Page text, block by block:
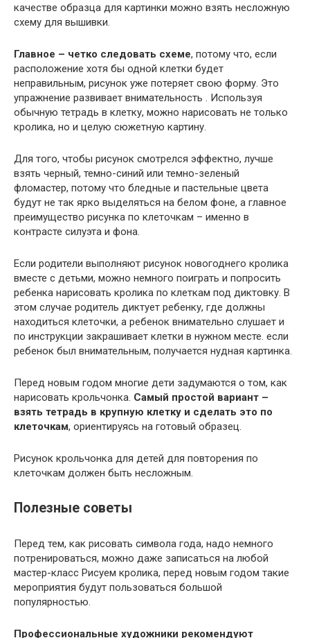
качестве образца для картинки можно взять несложную
схему для вышивки.
Главное – четко следовать схеме, потому что, если
расположение хотя бы одной клетки будет
неправильным, рисунок уже потеряет свою форму. Это
упражнение развивает внимательность . Используя
обычную тетрадь в клетку, можно нарисовать не только
кролика, но и целую сюжетную картину.
Для того, чтобы рисунок смотрелся эффектно, лучше
взять черный, темно-синий или темно-зеленый
фломастер, потому что бледные и пастельные цвета
будут не так ярко выделяться на белом фоне, а главное
преимущество рисунка по клеточкам – именно в
контрасте силуэта и фона.
Если родители выполняют рисунок новогоднего кролика
вместе с детьми, можно немного поиграть и попросить
ребенка нарисовать кролика по клеткам под диктовку. В
этом случае родитель диктует ребенку, где должны
находиться клеточки, а ребенок внимательно слушает и
по инструкции закрашивает клетки в нужном месте. если
ребенок был внимательным, получается нудная картинка.
Перед новым годом многие дети задумаются о том, как
нарисовать крольчонка. Самый простой вариант –
взять тетрадь в крупную клетку и сделать это по
клеточкам, ориентируясь на готовый образец.
Рисунок крольчонка для детей для повторения по
клеточкам должен быть несложным.
Полезные советы
Перед тем, как рисовать символа года, надо немного
потренироваться, можно даже записаться на любой
мастер-класс Рисуем кролика, перед новым годом такие
мероприятия будут пользоваться большой
популярностью.
Профессиональные художники рекомендуют